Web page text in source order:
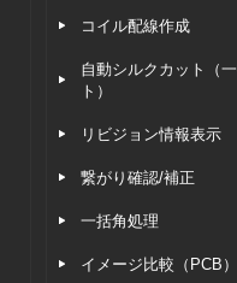
コイル配線作成
自動シルクカット（
ト）
リビジョン情報表示
繋がり確認/補正
一括角処理
イメージ比較（PCB）